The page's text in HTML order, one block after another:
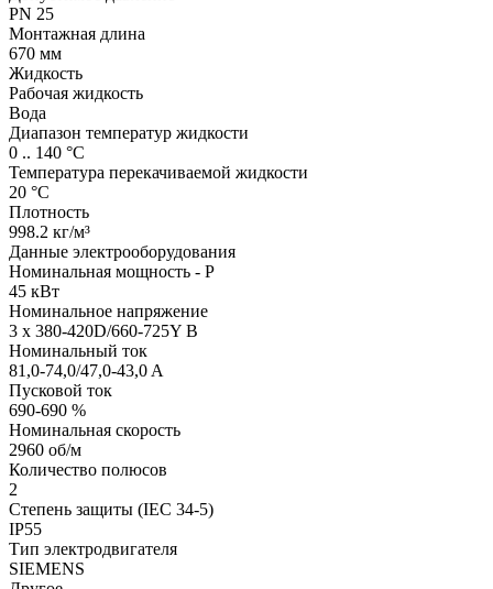
PN 25
Монтажная длина
670 мм
Жидкость
Рабочая жидкость
Вода
Диапазон температур жидкости
0 .. 140 °C
Температура перекачиваемой жидкости
20 °C
Плотность
998.2 кг/м³
Данные электрооборудования
Номинальная мощность - P
45 кВт
Номинальное напряжение
3 x 380-420D/660-725Y В
Номинальный ток
81,0-74,0/47,0-43,0 A
Пусковой ток
690-690 %
Номинальная скорость
2960 об/м
Количество полюсов
2
Степень защиты (IEC 34-5)
IP55
Тип электродвигателя
SIEMENS